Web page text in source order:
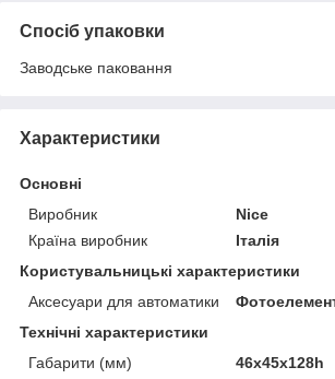
Спосіб упаковки
Заводське паковання
Характеристики
Основні
Виробник
Nice
Країна виробник
Італія
Користувальницькі характеристики
Аксесуари для автоматики
Технічні характеристики
Габарити (мм)
46х45х128һ